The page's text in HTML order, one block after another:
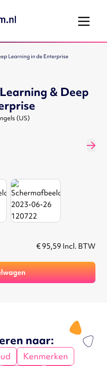
Learning in de Enterprise
& Deep
(US)
€ 95,59 Incl. BTW
naar:
Kenmerken